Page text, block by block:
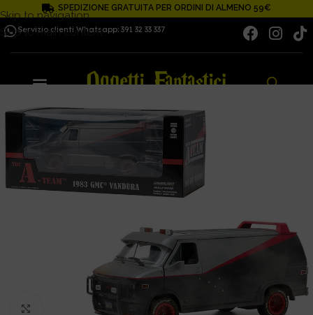
Skip to navigation
Skip to main content
SPEDIZIONE GRATUITA PER ORDINI DI ALMENO 59€
Servizio clienti Whatsapp: 391 32 33 337
Click to enlarge